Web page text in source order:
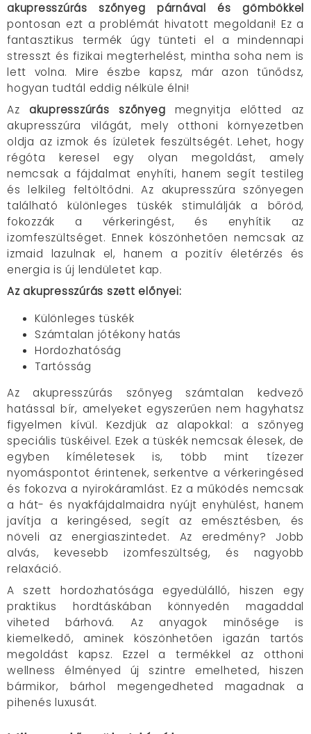
akupresszúrás szőnyeg párnával és gömbökkel
pontosan ezt a problémát hivatott megoldani! Ez a
fantasztikus termék úgy tünteti el a mindennapi
stresszt és fizikai megterhelést, mintha soha nem is
lett volna. Mire észbe kapsz, már azon tűnődsz,
hogyan tudtál eddig nélküle élni!
Az akupresszúrás szőnyeg megnyitja előtted az
akupresszúra világát, mely otthoni környezetben
oldja az izmok és ízületek feszültségét. Lehet, hogy
régóta keresel egy olyan megoldást, amely
nemcsak a fájdalmat enyhíti, hanem segít testileg
és lelkileg feltöltődni. Az akupresszúra szőnyegen
található különleges tüskék stimulálják a bőröd,
fokozzák a vérkeringést, és enyhítik az
izomfeszültséget. Ennek köszönhetően nemcsak az
izmaid lazulnak el, hanem a pozitív életérzés és
energia is új lendületet kap.
Az akupresszúrás szett előnyei:
Különleges tüskék
Számtalan jótékony hatás
Hordozhatóság
Tartósság
Az akupresszúrás szőnyeg számtalan kedvező
hatással bír, amelyeket egyszerűen nem hagyhatsz
figyelmen kívül. Kezdjük az alapokkal: a szőnyeg
speciális tüskéivel. Ezek a tüskék nemcsak élesek, de
egyben kíméletesek is, több mint tízezer
nyomáspontot érintenek, serkentve a vérkeringésed
és fokozva a nyirokáramlást. Ez a működés nemcsak
a hát- és nyakfájdalmaidra nyújt enyhülést, hanem
javítja a keringésed, segít az emésztésben, és
növeli az energiaszintedet. Az eredmény? Jobb
alvás, kevesebb izomfeszültség, és nagyobb
relaxáció.
A szett hordozhatósága egyedülálló, hiszen egy
praktikus hordtáskában könnyedén magaddal
viheted bárhová. Az anyagok minősége is
kiemelkedő, aminek köszönhetően igazán tartós
megoldást kapsz. Ezzel a termékkel az otthoni
wellness élményed új szintre emelheted, hiszen
bármikor, bárhol megengedheted magadnak a
pihenés luxusát.